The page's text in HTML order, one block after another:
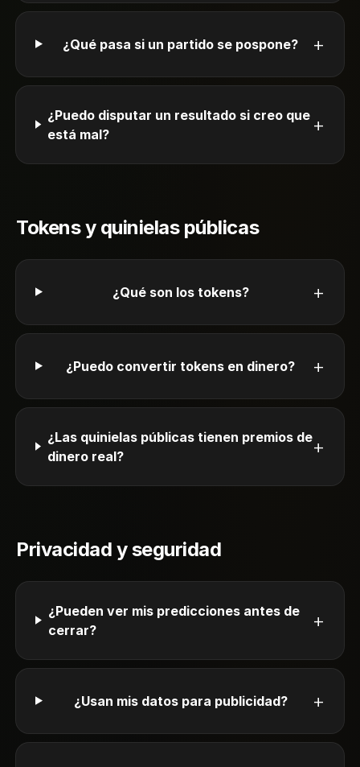
¿Qué pasa si un partido se pospone? +
¿Puedo disputar un resultado si creo que
está mal?
+
Tokens y quinielas públicas
¿Qué son los tokens? +
¿Puedo convertir tokens en dinero? +
¿Las quinielas públicas tienen premios de
dinero real?
+
Privacidad y seguridad
¿Pueden ver mis predicciones antes de
cerrar?
+
¿Usan mis datos para publicidad? +